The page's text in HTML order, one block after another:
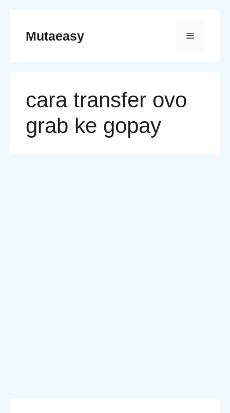
contentMutaeasy Menu
cara transfer ovo
grab ke gopay